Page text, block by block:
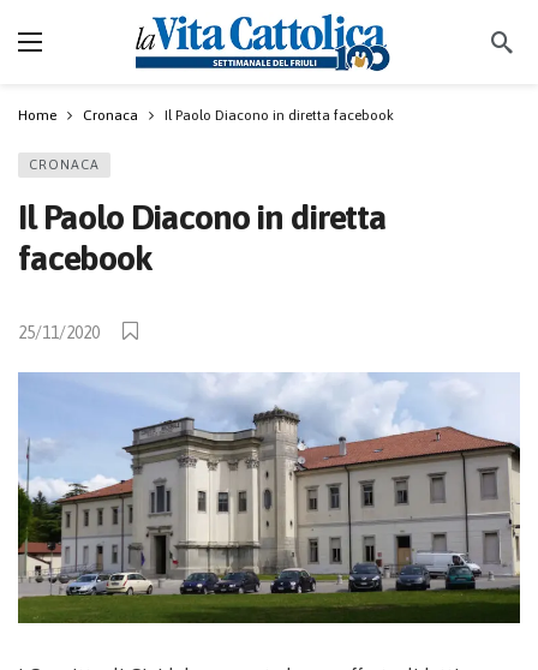
Home Cronaca Il Paolo Diacono in diretta facebook
CRONACA
Il Paolo Diacono in diretta
facebook
25/11/2020